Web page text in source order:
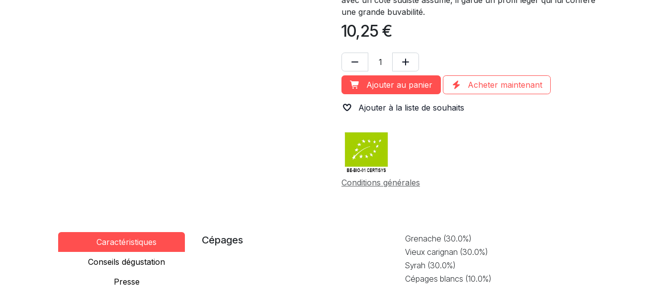
une grande buvabilité.
10,25 €
Ajouter au panier Acheter maintenant
Ajouter à la liste de souhaits
Conditions générales
Caractéristiques
Conseils dégustation
Presse
Cépages
Grenache (30.0%)
Vieux carignan (30.0%)
Syrah (30.0%)
Cépages blancs (10.0%)